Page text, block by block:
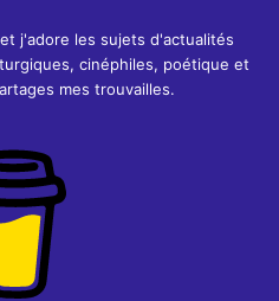
j'adore les sujets d'actualités
cinéphiles, poétique et
mes trouvailles.